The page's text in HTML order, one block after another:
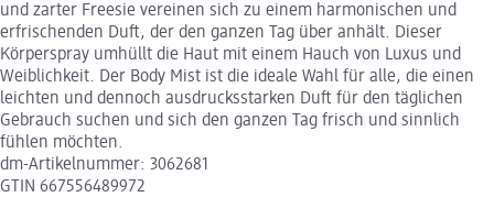
und zarter Freesie vereinen sich zu einem harmonischen und
erfrischenden Duft, der den ganzen Tag über anhält. Dieser
Körperspray umhüllt die Haut mit einem Hauch von Luxus und
Weiblichkeit. Der Body Mist ist die ideale Wahl für alle, die einen
leichten und dennoch ausdrucksstarken Duft für den täglichen
Gebrauch suchen und sich den ganzen Tag frisch und sinnlich
fühlen möchten.
dm-Artikelnummer: 3062681
GTIN 667556489972